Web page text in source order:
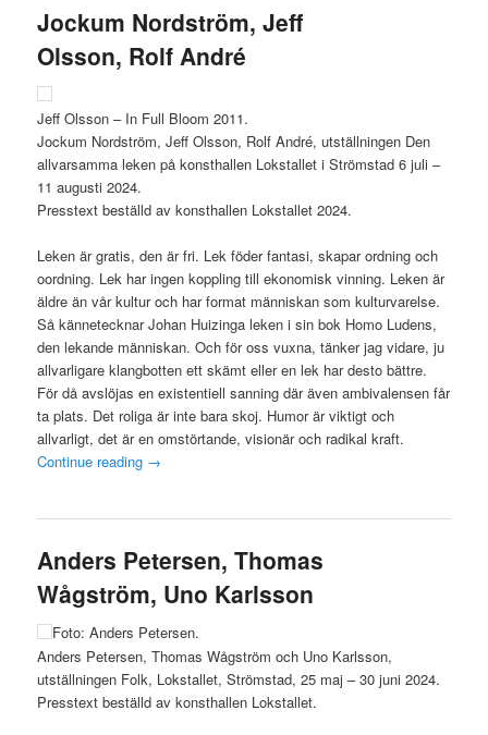
Jockum Nordström, Jeff
Olsson, Rolf André
Jeff Olsson – In Full Bloom 2011.
Jockum Nordström, Jeff Olsson, Rolf André, utställningen Den
allvarsamma leken på konsthallen Lokstallet i Strömstad 6 juli –
11 augusti 2024.
Presstext beställd av konsthallen Lokstallet 2024.
Leken är gratis, den är fri. Lek föder fantasi, skapar ordning och
oordning. Lek har ingen koppling till ekonomisk vinning. Leken är
äldre än vår kultur och har format människan som kulturvarelse.
Så kännetecknar Johan Huizinga leken i sin bok Homo Ludens,
den lekande människan. Och för oss vuxna, tänker jag vidare, ju
allvarligare klangbotten ett skämt eller en lek har desto bättre.
För då avslöjas en existentiell sanning där även ambivalensen får
ta plats. Det roliga är inte bara skoj. Humor är viktigt och
allvarligt, det är en omstörtande, visionär och radikal kraft.
Continue reading →
Anders Petersen, Thomas
Wågström, Uno Karlsson
Foto: Anders Petersen.
Anders Petersen, Thomas Wågström och Uno Karlsson,
utställningen Folk, Lokstallet, Strömstad, 25 maj – 30 juni 2024.
Presstext beställd av konsthallen Lokstallet.